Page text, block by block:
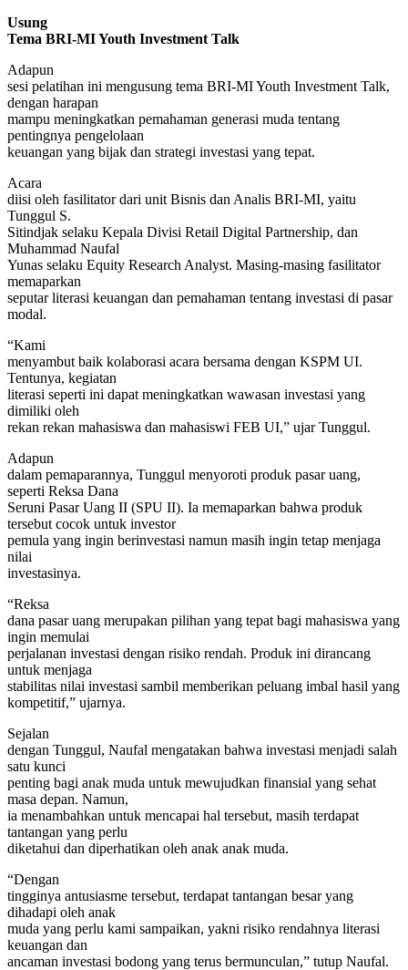
Usung
Tema BRI-MI Youth Investment Talk
Adapun
sesi pelatihan ini mengusung tema BRI-MI Youth Investment Talk,
dengan harapan
mampu meningkatkan pemahaman generasi muda tentang
pentingnya pengelolaan
keuangan yang bijak dan strategi investasi yang tepat.
Acara
diisi oleh fasilitator dari unit Bisnis dan Analis BRI-MI, yaitu
Tunggul S.
Sitindjak selaku Kepala Divisi Retail Digital Partnership, dan
Muhammad Naufal
Yunas selaku Equity Research Analyst. Masing-masing fasilitator
memaparkan
seputar literasi keuangan dan pemahaman tentang investasi di pasar
modal.
“Kami
menyambut baik kolaborasi acara bersama dengan KSPM UI.
Tentunya, kegiatan
literasi seperti ini dapat meningkatkan wawasan investasi yang
dimiliki oleh
rekan rekan mahasiswa dan mahasiswi FEB UI,” ujar Tunggul.
Adapun
dalam pemaparannya, Tunggul menyoroti produk pasar uang,
seperti Reksa Dana
Seruni Pasar Uang II (SPU II). Ia memaparkan bahwa produk
tersebut cocok untuk investor
pemula yang ingin berinvestasi namun masih ingin tetap menjaga
nilai
investasinya.
“Reksa
dana pasar uang merupakan pilihan yang tepat bagi mahasiswa yang
ingin memulai
perjalanan investasi dengan risiko rendah. Produk ini dirancang
untuk menjaga
stabilitas nilai investasi sambil memberikan peluang imbal hasil yang
kompetitif,” ujarnya.
Sejalan
dengan Tunggul, Naufal mengatakan bahwa investasi menjadi salah
satu kunci
penting bagi anak muda untuk mewujudkan finansial yang sehat
masa depan. Namun,
ia menambahkan untuk mencapai hal tersebut, masih terdapat
tantangan yang perlu
diketahui dan diperhatikan oleh anak anak muda.
“Dengan
tingginya antusiasme tersebut, terdapat tantangan besar yang
dihadapi oleh anak
muda yang perlu kami sampaikan, yakni risiko rendahnya literasi
keuangan dan
ancaman investasi bodong yang terus bermunculan,” tutup Naufal.